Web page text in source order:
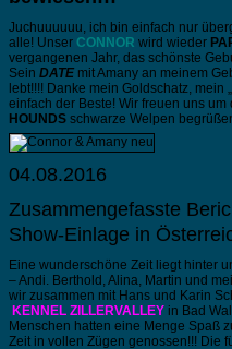
Juchuuuuuu, ich bin einfach nur
alle! Unser CONNOR wird wieder
vergangenen Jahr, das schönste
Sein DATE mit Amany an meinem
lebt!!!! Danke mein Goldschatz, mein „
einfach der Beste! Wir freuen uns um
HOUNDS schwarze Welpen
04.08.2016
Zusammengefasste
Show-Einlage in
Eine wunderschöne Zeit liegt hinter
– Andi. Berthold, Alina, Martin und
wir zusammen mit Hans und Karin
KENNEL ZILLERVALLEY in Bad
Menschen hatten eine Menge Spaß
Zeit in vollen Zügen genossen!!! Die